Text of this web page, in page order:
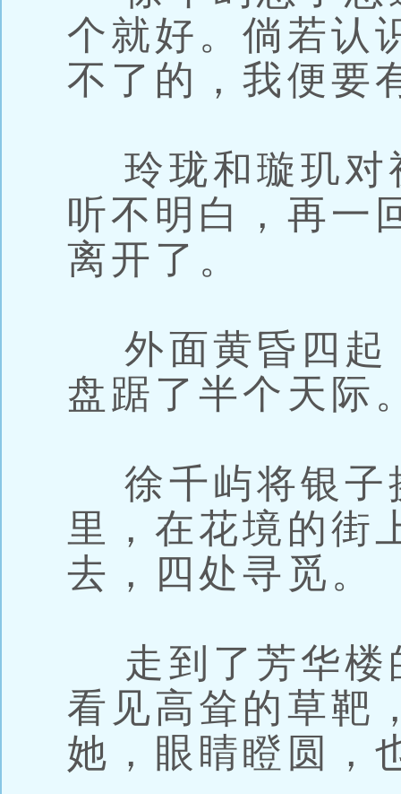
个就好。倘若认
不了的，我便要
玲珑和璇玑对
听不明白，再一
离开了。
外面黄昏四起
盘踞了半个天际
徐千屿将银子
里，在花境的街
去，四处寻觅。
走到了芳华楼
看见高耸的草靶
她，眼睛瞪圆，